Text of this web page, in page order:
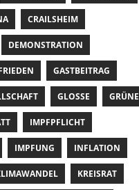
CRAILSHEIM
DEMONSTRATION
GASTBEITRAG
GLOSSE GRÜNE
IMPFPFLICHT
IMPFUNG INFLATION
KREISRAT